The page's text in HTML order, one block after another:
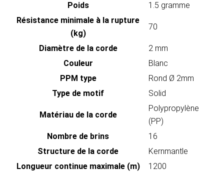
Poids
1.5 gramme
Résistance minimale à la rupture
(kg)
70
Diamètre de la corde
2 mm
Couleur
Blanc
PPM type
Rond Ø 2mm
Type de motif
Solid
Matériau de la corde
Polypropylène
(PP)
Nombre de brins
16
Structure de la corde
Kernmantle
Longueur continue maximale (m)
1200